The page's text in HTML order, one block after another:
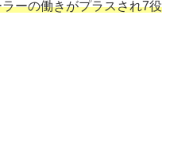
ーの働きがプラスされ7役